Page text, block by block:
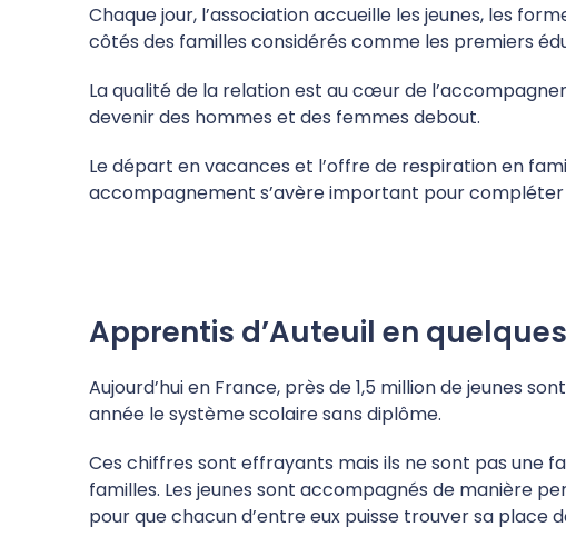
Chaque jour, l’association accueille les jeunes, les
côtés des familles considérés comme les premiers
La qualité de la relation est au cœur de
devenir des hommes et des femmes debout.
Le départ en vacances et l’offre de respiration en
accompagnement s’avère important pour compléter
Apprentis d’Auteuil en
Aujourd’hui en France, près de 1,5 million de jeunes
année le système scolaire sans diplôme.
Ces chiffres sont effrayants mais ils ne sont pas une
familles. Les jeunes sont accompagnés de manière
pour que chacun d’entre eux puisse trouver sa place